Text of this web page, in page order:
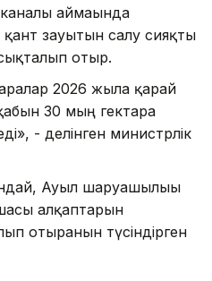
аймағында
зауытын салу сияқты
отыр.
2026 жылға қарай
30 мың гектарға
- делінген министрлік
Ауыл шаруашылығы
алқаптарын
отырғанын түсіндірген